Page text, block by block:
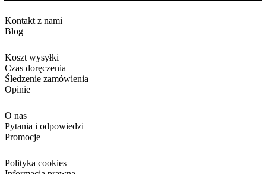
Kontakt z nami
Blog
Koszt wysyłki
Czas doręczenia
Śledzenie zamówienia
Opinie
O nas
Pytania i odpowiedzi
Promocje
Polityka cookies